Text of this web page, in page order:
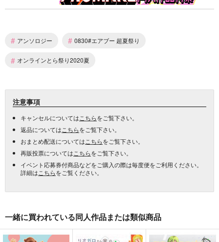
# アンソロジー # 0830#エアブー 超夏祭り
# オンラインとら祭り2020夏
注意事項
キャンセルについては こちらをご覧下さい。
返品については こちらをご覧下さい。
おまとめ配送については こちらをご覧下さい。
再販投票については こちらをご覧下さい。
イベント応募券付商品などをご購入の際は毎度便をご利用ください。
詳細は こちらをご覧ください。
一緒に買われている同人作品または類似商品